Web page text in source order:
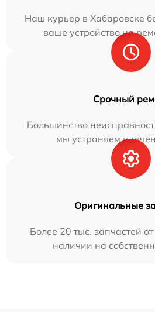
Наш курьер в Хабаровске
ваше устройство на
Срочный
Большинство
мы устраняем в
Оригинальные
Более 20 тыс. запчастей
наличии на